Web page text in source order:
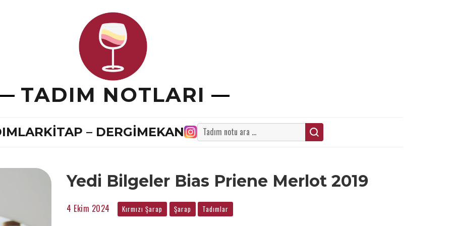
TADIM NOTLARI
KITAP – DERGIMEKAN
TADIM
NOTU
ARA
Yedi Bilgeler Bias Priene Merlot 2019
4 Ekim 2024 Kırmızı Şarap Şarap Tadımlar